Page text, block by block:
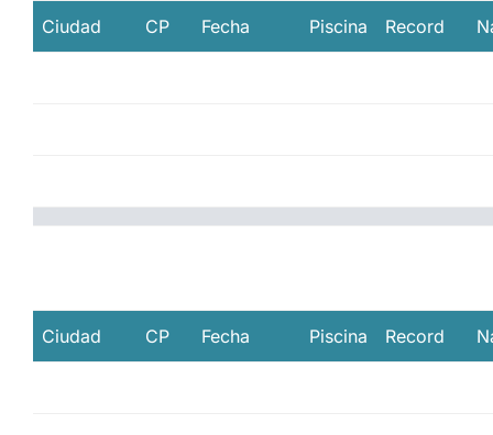
Ciudad CP Fecha Piscina Record
Ciudad CP Fecha Piscina Record